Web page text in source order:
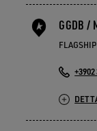
GGDB /
+3902